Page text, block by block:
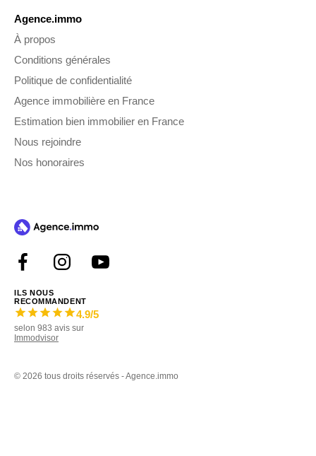
Agence.immo
À propos
Conditions générales
Politique de confidentialité
Agence immobilière en France
Estimation bien immobilier en France
Nous rejoindre
Nos honoraires
ILS NOUS
RECOMMANDENT
4.9/5
selon 983 avis sur
Immodvisor
© 2026 tous droits réservés - Agence.immo